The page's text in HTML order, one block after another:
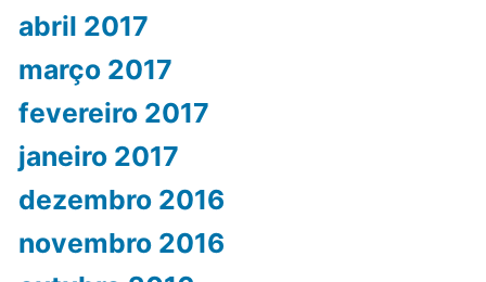
abril 2017
março 2017
fevereiro 2017
janeiro 2017
dezembro 2016
novembro 2016